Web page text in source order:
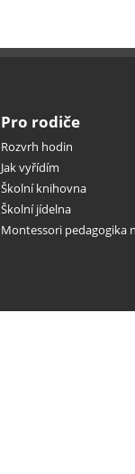
Pro rodiče
Rozvrh hodin
Jak vyřídím
Školní knihovna
Školní jídelna
Montessori pedagogika